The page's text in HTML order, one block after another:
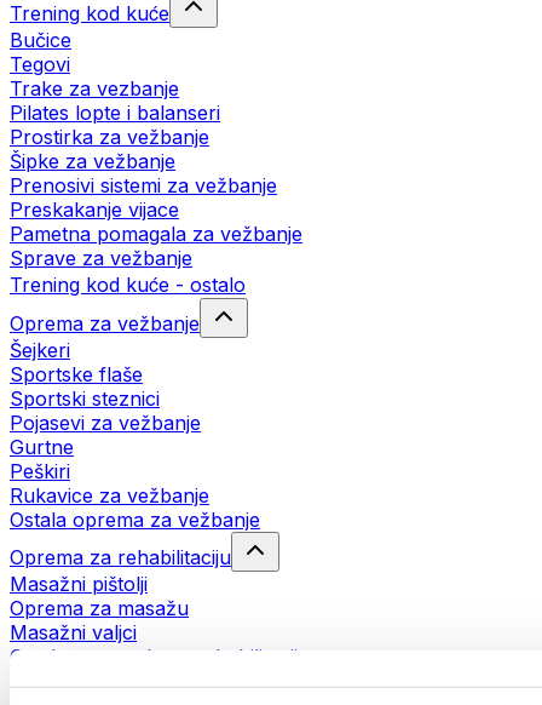
Trening kod kuće
Bučice
Tegovi
Trake za vezbanje
Pilates lopte i balanseri
Prostirka za vežbanje
Šipke za vežbanje
Prenosivi sistemi za vežbanje
Preskakanje vijace
Pametna pomagala za vežbanje
Sprave za vežbanje
Trening kod kuće - ostalo
Oprema za vežbanje
Šejkeri
Sportske flaše
Sportski steznici
Pojasevi za vežbanje
Gurtne
Peškiri
Rukavice za vežbanje
Ostala oprema za vežbanje
Oprema za rehabilitaciju
Masažni pištolji
Oprema za masažu
Masažni valjci
Ostala pomagala za rehabilitaciju
Torbe i rančevi